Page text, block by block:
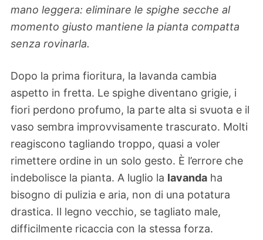
mano leggera: eliminare le spighe secche al
momento giusto mantiene la pianta compatta
senza rovinarla.
Dopo la prima fioritura, la lavanda cambia
aspetto in fretta. Le spighe diventano grigie, i
fiori perdono profumo, la parte alta si svuota e il
vaso sembra improvvisamente trascurato. Molti
reagiscono tagliando troppo, quasi a voler
rimettere ordine in un solo gesto. È l’errore che
indebolisce la pianta. A luglio la lavanda ha
bisogno di pulizia e aria, non di una potatura
drastica. Il legno vecchio, se tagliato male,
difficilmente ricaccia con la stessa forza.